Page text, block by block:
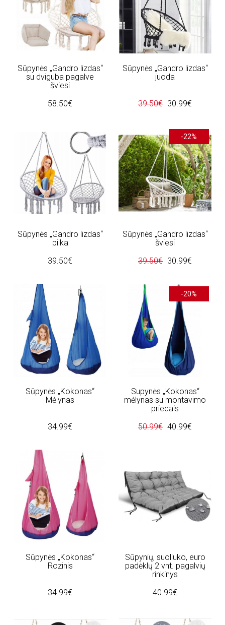
Sūpynės „Gandro lizdas“
su dviguba pagalve
šviesi
58.50€
Sūpynės „Gandro lizdas“
juoda
39.50€ 30.99€
Sūpynės „Gandro lizdas“
pilka
39.50€
-22%
Sūpynės „Gandro lizdas“
šviesi
39.50€ 30.99€
Sūpynės „Kokonas“
Mėlynas
34.99€
-20%
Supynės „Kokonas“
mėlynas su montavimo
priedais
50.99€ 40.99€
Sūpynės „Kokonas“
Rozinis
34.99€
Sūpynių, suoliuko, euro
padėklų 2 vnt. pagalvių
rinkinys
40.99€